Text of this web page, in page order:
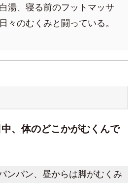
湯、寝る前のフットマッサ
々のむくみと闘っている。
、体のどこかがむくんで
ンパン、昼からは脚がむくみ